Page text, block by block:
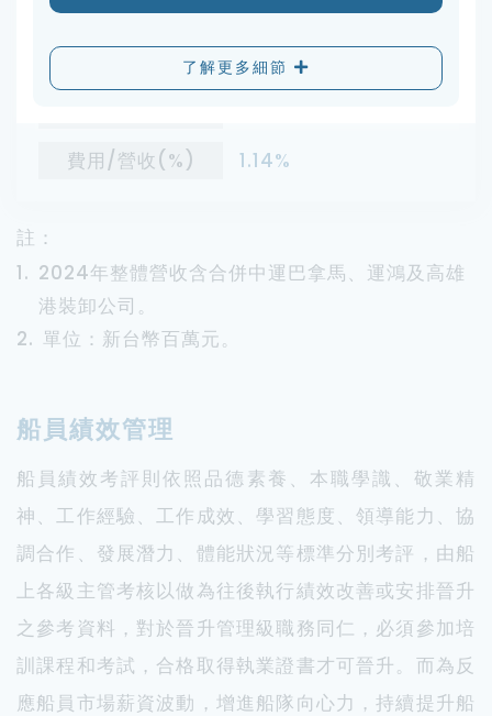
19,602
費用/營收(%)
1.14%
註：
1. 2024年整體營收含合併中運巴拿馬、運鴻及高雄
港裝卸公司。
2. 單位：新台幣百萬元。
船員績效管理
船員績效考評則依照品德素養、本職學識、敬業精
神、工作經驗、工作成效、學習態度、領導能力、協
調合作、發展潛力、體能狀況等標準分別考評，由船
上各級主管考核以做為往後執行績效改善或安排晉升
之參考資料，對於晉升管理級職務同仁，必須參加培
訓課程和考試，合格取得執業證書才可晉升。而為反
應船員市場薪資波動，增進船隊向心力，持續提升船
了解更多細節